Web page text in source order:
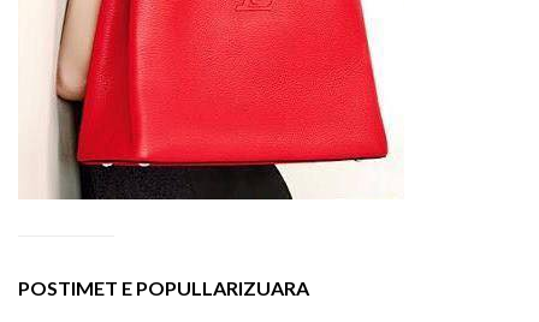
POSTIMET E POPULLARIZUARA